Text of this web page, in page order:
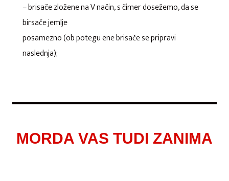
– brisače zložene na V način, s čimer dosežemo, da se
birsače jemlje
posamezno (ob potegu ene brisače se pripravi
naslednja);
MORDA VAS TUDI ZANIMA